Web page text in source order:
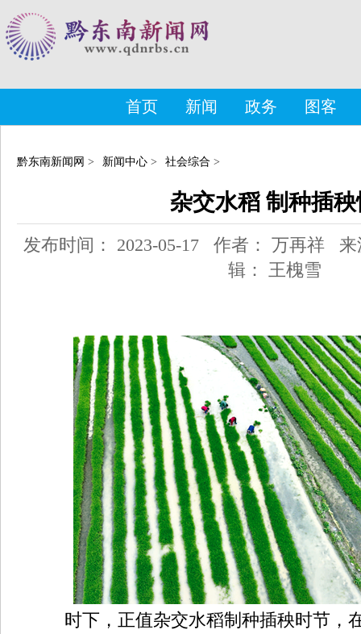
首页 新闻 政务 图客
黔东南新闻网 > 新闻中心 > 社会综合 >
杂交水稻 制种插
发布时间： 2023-05-17 作者： 万再祥 来
辑： 王槐雪
时下，正值杂交水稻制种插秧时节，